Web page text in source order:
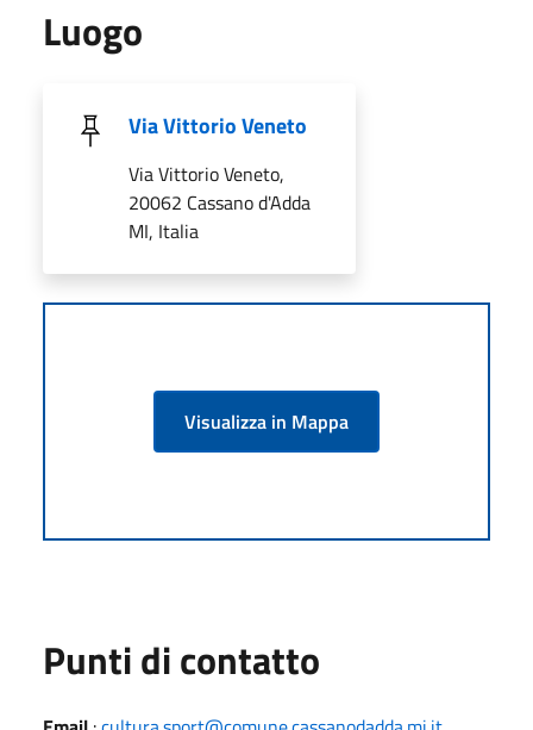
Luogo
Via Vittorio Veneto
Via Vittorio Veneto,
20062 Cassano d'Adda
MI, Italia
Visualizza in Mappa
Punti di contatto